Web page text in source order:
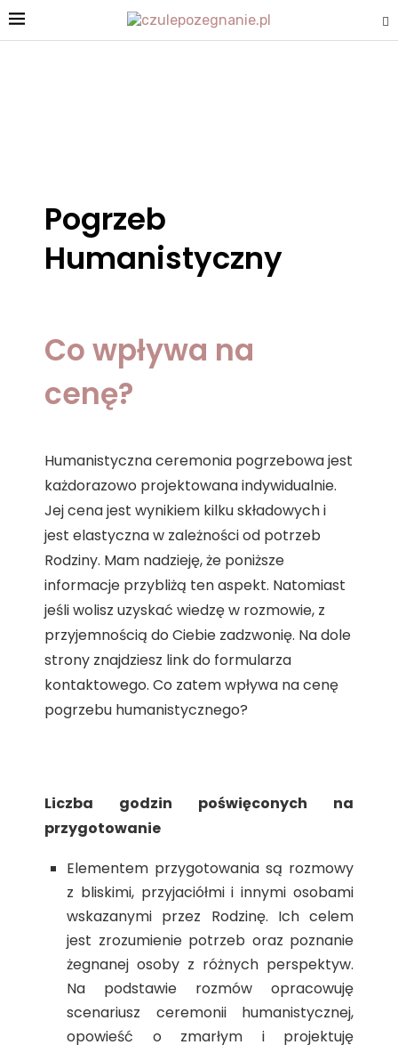
Pogrzeb
Humanistyczny
Co wpływa na
cenę?
Humanistyczna ceremonia pogrzebowa jest
każdorazowo projektowana indywidualnie.
Jej cena jest wynikiem kilku składowych i
jest elastyczna w zależności od potrzeb
Rodziny. Mam nadzieję, że poniższe
informacje przybliżą ten aspekt. Natomiast
jeśli wolisz uzyskać wiedzę w rozmowie, z
przyjemnością do Ciebie zadzwonię. Na dole
strony znajdziesz link do formularza
kontaktowego. Co zatem wpływa na cenę
pogrzebu humanistycznego?
Liczba godzin poświęconych na
przygotowanie
Elementem przygotowania są rozmowy
z bliskimi, przyjaciółmi i innymi osobami
wskazanymi przez Rodzinę. Ich celem
jest zrozumienie potrzeb oraz poznanie
żegnanej osoby z różnych perspektyw.
Na podstawie rozmów opracowuję
scenariusz ceremonii humanistycznej,
opowieść o zmarłym i projektuję